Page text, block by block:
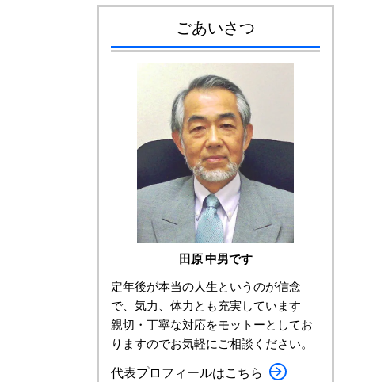
ごあいさつ
田原 中男です
定年後が本当の人生というのが信念
で、気力、体力とも充実しています
親切・丁寧な対応をモットーとしてお
りますのでお気軽にご相談ください。
代表プロフィールはこちら